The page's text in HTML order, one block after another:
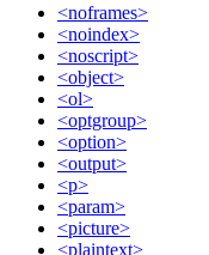
<noframes>
<noindex>
<noscript>
<object>
<ol>
<optgroup>
<option>
<output>
<p>
<param>
<picture>
<plaintext>